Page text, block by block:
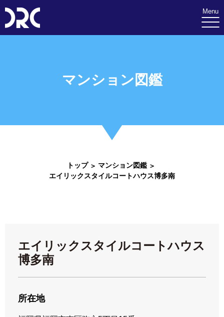
Menu
マンション図鑑
トップ
マンション図鑑
エイリックスタイルコートハウス博多南
エイリックスタイルコートハウス
博多南
所在地